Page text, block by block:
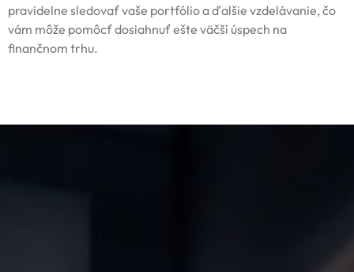
pravidelne sledovať vaše portfólio a ďalšie vzdelávanie, čo
vám môže pomôcť dosiahnuť ešte väčší úspech na
finančnom trhu.